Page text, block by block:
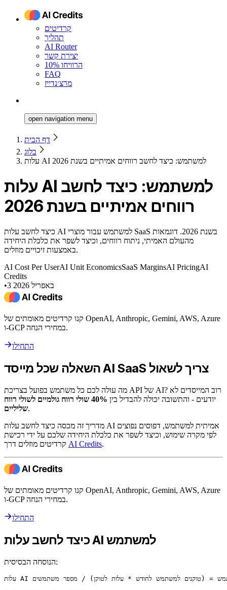
קרדיטים
תהליך
AI Router
יצירת קשר
הרוויחו 10%
FAQ
מרצ׳נדייז
open navigation menu
דף הבית
בלוג
עלות AI למשתמש: כיצד לחשב רווחים אמיתיים בשנת 2026
עלות AI למשתמש: כיצד לחשב
רווחים אמיתיים בשנת 2026
כיצד לחשב עלות AI למשתמש עבור מוצרי SaaS בשנת 2026. דוגמאות
מהעולם האמיתי, ניתוח רווחים, וכיצד לשפר את כלכלת היחידה
באמצעות זיכויים מוזלים.
AI Cost Per UserAI Unit EconomicsSaaS MarginsAI PricingAI
Credits
•
3 באפריל 2026
קנו קרדיטים מאומתים של OpenAI, Anthropic, Gemini, AWS, Azure
ו-GCP במחירי הנחה.
התחילו
השאלה שכל מייסד AI SaaS צריך לשאול
מה עולה לכם כל משתמש בפועל בצריכת API של AI? רוב המייסדים לא
יודעים - והתשובה יכולה להבדיל בין
40% שולי רווח גולמיים לשולי רווח
שליליים.
מדריך זה מכסה כיצד לחשב עלות AI אמיתית למשתמש, דפוסים נפוצים
לפי מקרה שימוש, וכיצד לשפר את כלכלת היחידה שלכם על ידי רכישת
AI Credits.
קנו קרדיטים מאומתים של OpenAI, Anthropic, Gemini, AWS, Azure
ו-GCP במחירי הנחה.
התחילו
כיצד לחשב עלות AI למשתמש
הנוסחה הבסיסית: